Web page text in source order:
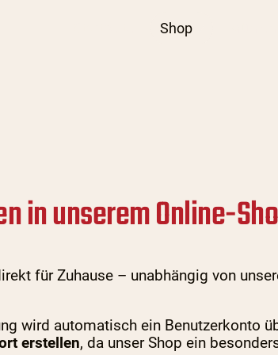
Shop
in unserem Online-
für Zuhause – unabhängig von
wird automatisch ein Benutzerkonto
erstellen, da unser Shop ein